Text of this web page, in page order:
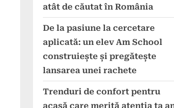
atât de căutat în România
De la pasiune la cercetare
aplicată: un elev Am School
construiește și pregătește
lansarea unei rachete
Trenduri de confort pentru
acasă care merită atenția ta